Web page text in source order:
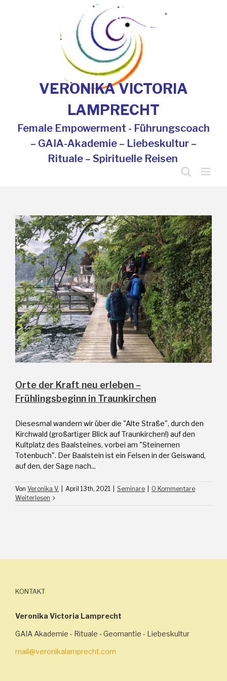
VERONIKA VICTORIA
LAMPRECHT
Female Empowerment - Führungscoach
– GAIA-Akademie – Liebeskultur –
Rituale – Spirituelle Reisen
Orte der Kraft neu erleben –
Frühlingsbeginn in Traunkirchen
Diesesmal wandern wir über die "Alte Straße", durch den
Kirchwald (großartiger Blick auf Traunkirchen!) auf den
Kultplatz des Baalsteines, vorbei am "Steinernen
Totenbuch". Der Baalstein ist ein Felsen in der Geiswand,
auf den, der Sage nach...
Von Veronika V. April 13th, 2021 Seminare
0 Kommentare
Weiterlesen
KONTAKT
Veronika Victoria Lamprecht
GAIA Akademie - Rituale - Geomantie - Liebeskultur
mail@veronikalamprecht.com